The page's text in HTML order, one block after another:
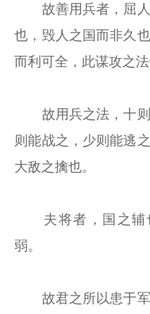
故善用兵者，屈人
也，毁人之国而非久
而利可全，此谋攻之法
故用兵之法，十则
则能战之，少则能逃
大敌之擒也。
夫将者，国之辅
弱。
故君之所以患于军